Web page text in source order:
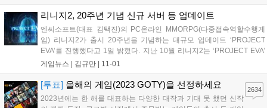
고 등급 부문인 '올해의 게임...
리니지2, 20주년 기념 신규 서버 등 업데이트
엔씨소프트(대표 김택진)의 PC온라인 MMORPG(다중접속역할수행게
임) 리니지2가 출시 20주년을 기념하는 대규모 업데이트 ‘PROJECT
EVA’를 진행했다고 1일 밝혔다. 지난 10월 리니지2는 ‘PROJECT EVA’
캠페인을 통해 ‘29,700원’이라는 키워드를 선공개하고 과금 서비스에 변
게임뉴스 | 김규만 11-01
[투표] 올해의 게임(2023 GOTY)을 선정하세요
2023년에는 한 해를 대표하는 다양한 대작과 기대 못 했던 신작
2634